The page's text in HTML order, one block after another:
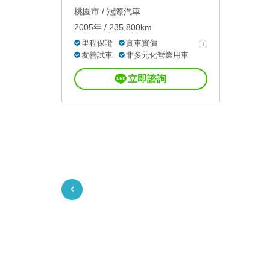
桃園市 / 冠際汽車
2005年 / 235,800km
里程保證
實車實價
友善試車
非多元化營業用車
立即諮詢